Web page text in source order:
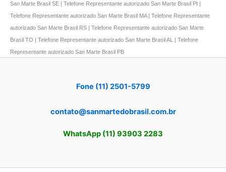
San Marte Brasil SE | Telefone Representante autorizado San Marte Brasil PI |
Telefone Representante autorizado San Marte Brasil MA | Telefone Representante
autorizado San Marte Brasil RS | Telefone Representante autorizado San Marte
Brasil TO | Telefone Representante autorizado San Marte Brasil AL | Telefone
Representante autorizado San Marte Brasil PB
Fone (11) 2501-5799
contato@sanmartedobrasil.com.br
WhatsApp (11) 93903 2283